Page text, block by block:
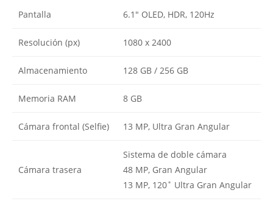
Pantalla
6.1″ OLED, HDR, 120Hz
Resolución (px) 1080 x 2400
Almacenamiento 128 GB / 256 GB
Memoria RAM 8 GB
Cámara frontal (Selfie) 13 MP, Ultra Gran Angular
Cámara trasera
Sistema de doble cámara
48 MP, Gran Angular
13 MP, 120˚ Ultra Gran Angular